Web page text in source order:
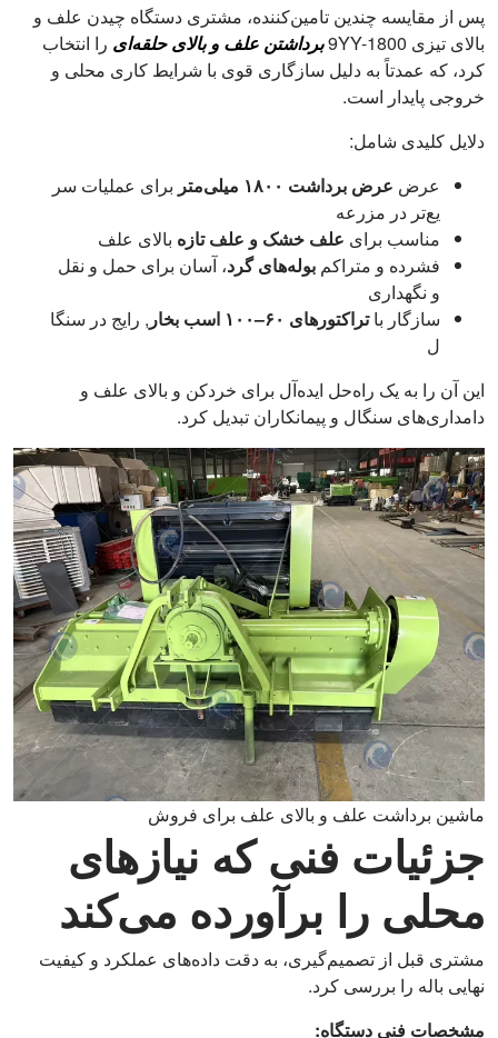
پس از مقایسه چندین تامین‌کننده، مشتری دستگاه چیدن علف و
بالای تیزی 9YY-1800
برداشتن علف و بالای حلقه‌ای را انتخاب
کرد، که عمدتاً به دلیل سازگاری قوی با شرایط کاری محلی و
خروجی پایدار است.
دلایل کلیدی شامل:
عرض عرض برداشت ۱۸۰۰ میلی‌متر
برای عملیات سر
یع‌تر در مزرعه
مناسب برای علف خشک و علف تازه بالای علف
فشرده و متراکم بوله‌های گرد، آسان برای حمل و نقل
و نگهداری
سازگار باتراکتورهای ۶۰–۱۰۰ اسب بخار
, رایج در سنگا
ل
این آن را به یک راه‌حل ایده‌آل برای خردکن و بالای علف و
دامداری‌های سنگال و پیمانکاران تبدیل کرد.
ماشین برداشت علف و بالای علف برای فروش
جزئیات فنی که نیازهای
محلی را برآورده می‌کند
مشتری قبل از تصمیم‌گیری، به دقت داده‌های عملکرد و کیفیت
نهایی باله را بررسی کرد.
مشخصات فنی دستگاه: